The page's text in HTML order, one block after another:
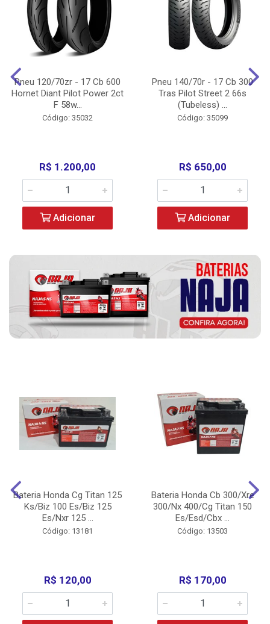
Pneu 120/70zr - 17 Cb 600
Hornet Diant Pilot Power 2ct
F 58w...
Código: 35032
R$ 1.200,00
Adicionar
Pneu 140/70r - 17 Cb 300
Tras Pilot Street 2 66s
(Tubeless) ...
Código: 35099
R$ 650,00
Adicionar
Bateria Honda Cg Titan 125
Ks/Biz 100 Es/Biz 125
Es/Nxr 125 ...
Código: 13181
R$ 120,00
Bateria Honda Cb 300/Xre
300/Nx 400/Cg Titan 150
Es/Esd/Cbx ...
Código: 13503
R$ 170,00